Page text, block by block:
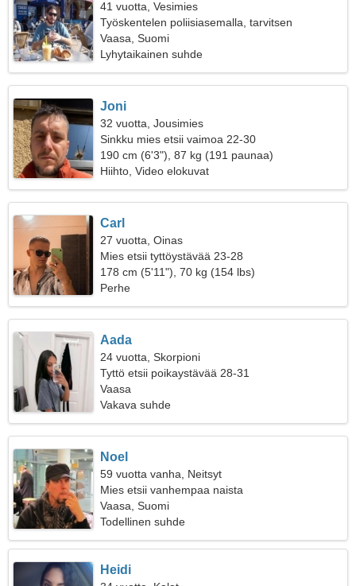
41 vuotta, Vesimies
Työskentelen poliisiasemalla, tarvitsen
epätavallisen naisen
Vaasa, Suomi
Lyhytaikainen suhde
Joni
32 vuotta, Jousimies
Sinkku mies etsii vaimoa 22-30
190 cm (6'3"), 87 kg (191 paunaa)
Hiihto, Video elokuvat
Carl
27 vuotta, Oinas
Mies etsii tyttöystävää 23-28
178 cm (5'11"), 70 kg (154 lbs)
Perhe
Aada
24 vuotta, Skorpioni
Tyttö etsii poikaystävää 28-31
Vaasa
Vakava suhde
Noel
59 vuotta vanha, Neitsyt
Mies etsii vanhempaa naista
Vaasa, Suomi
Todellinen suhde
Heidi